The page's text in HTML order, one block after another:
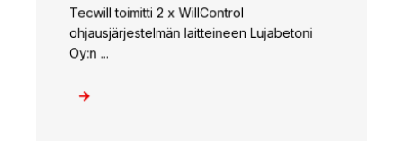
Tecwill toimitti 2 x WillControl
ohjausjärjestelmän laitteineen Lujabetoni
Oy:n ...